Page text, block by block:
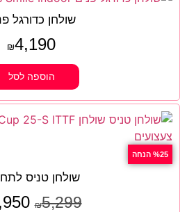
שולחן כדורגל
₪4,190
הוספה לסל
%25 הנחה
שולחן טניס
₪5,299